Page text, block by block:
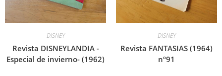
DISNEY
Revista DISNEYLANDIA -
Especial de invierno- (1962)
DISNEY
Revista FANTASIAS (1964)
nº91